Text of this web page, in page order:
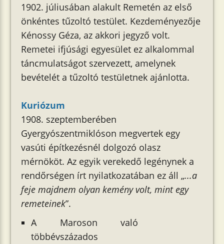
1902. júliusában alakult Remetén az első
önkéntes tűzoltó testület. Kezdeményezője
Kénossy Géza, az akkori jegyző volt.
Remetei ifjúsági egyesület ez alkalommal
táncmulatságot szervezett, amelynek
bevételét a tűzoltó testületnek ajánlotta.
Kuriózum
1908. szeptemberében
Gyergyószentmiklóson megvertek egy
vasúti építkezésnél dolgozó olasz
mérnököt. Az egyik verekedő legénynek a
rendőrségen írt nyilatkozatában ez áll „...a
feje majdnem olyan kemény volt, mint egy
remeteinek”.
A Maroson való
többévszázados